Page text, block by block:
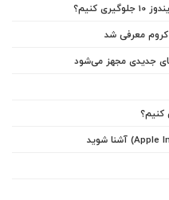
جدیدی مجهز می‌شود
کنیم؟